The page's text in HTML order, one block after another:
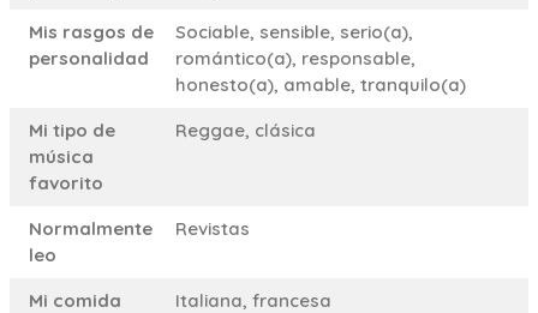
Mis rasgos de
personalidad
Sociable, sensible, serio(a),
romántico(a), responsable,
honesto(a), amable, tranquilo(a)
Mi tipo de
música
favorito
Reggae, clásica
Normalmente
leo
Revistas
Mi comida
Italiana, francesa